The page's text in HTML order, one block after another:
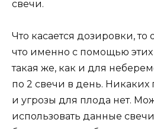
свечи.
Что касается дозировки, то
что именно с помощью этих
такая же, как и для
по 2 свечи в день. Никаких
и угрозы для плода нет.
использовать данные